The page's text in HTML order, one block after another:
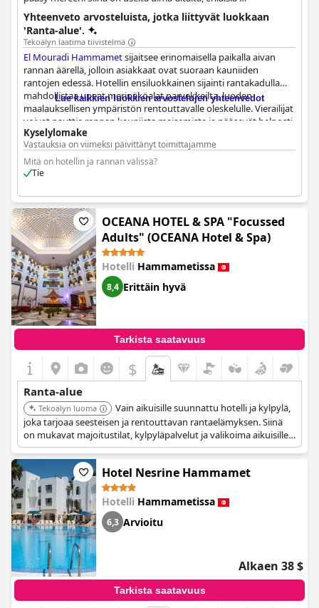
ruokailumahdollisuuksia ja aktiviteetteja, jotka sopivat perheille
ja pariskunnille. Vieraat arvostavat sen läheisyyttä paikallisiin
nähtävyyksiin ja yleistä vastinetta rahalle.
Yhteenveto arvosteluista, jotka liittyvät luokkaan
'Ranta-alue'.
Tekoälyn laatima tiivistelmä
El Mouradi Hammametsijaitsee erinomaisella paikalla aivan
rannan äärellä, jolloin asiakkaat ovat suoraan kauniiden
rantojen edessä. Hotellin ensiluokkainen sijainti rantakadulla
mahdollistaa upeat merinäköalat parvekkeilta, luoden
maalauksellisen ympäristön rentouttavalle oleskelulle. Vierailijat
voivat nauttia rannan kauniista maisemista ja pääsevät helposti
hiekalle ja merelle. Vaikka rantabaari tarjoaa perusvirvokkeita,
kuten vettä, kahvia, colaa, Fantaa ja Spriteä, jotkut vieraat
huomauttivat lisämukavuuksien, kuten rantapyyhkeiden,
tarpeesta. Kaiken kaikkiaan
merenrannasta.
Lue kaikkien luokkien arvostelujen yhteenvedot
Kyselylomake
Vastauksia on viimeksi päivittänyt toimittajamme
Mitä on hotellin ja rannan välissä?
Tie
OCEANA HOTEL & SPA "Focussed
Adults" (OCEANA Hotel & Spa)
Hotelli Hammametissa
8,4 Erittäin hyvä
Tarkista saatavuus
$
Ranta-alue
Tekoälyn luoma
Vain aikuisille suunnattu hotelli ja kylpylä,
joka tarjoaa seesteisen ja rentouttavan rantaelämyksen. Siinä
on mukavat majoitustilat, kylpyläpalvelut ja valikoima aikuisille
suunnattuja mukavuuksia. Vieraat arvostavat rauhallista
ilmapiiriä ja henkilökohtaista palvelua.
Hotel Nesrine Hammamet
Hotelli Hammametissa
6,3 Arvioitu
Alkaen 38 $
Tarkista saatavuus